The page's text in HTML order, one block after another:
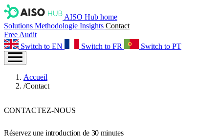
AISO Hub home
Solutions Methodologie Insights Contact
Free Audit
Switch to EN
Switch to FR Switch to PT
Accueil
/Contact
CONTACTEZ-NOUS
Réservez une introduction de 30 minutes